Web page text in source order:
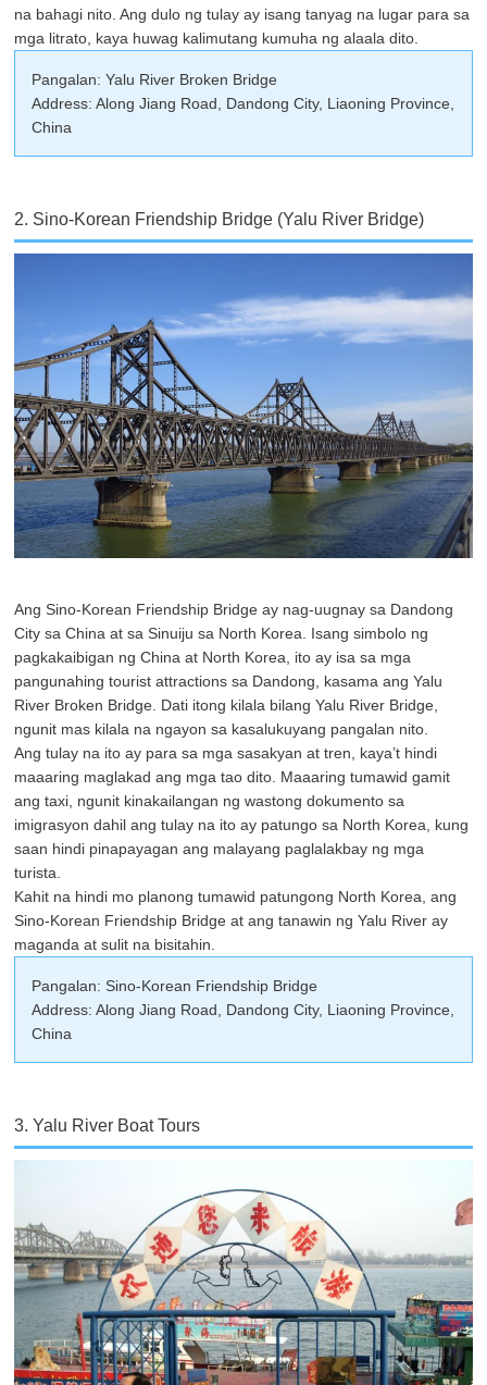
na bahagi nito. Ang dulo ng tulay ay isang tanyag na lugar para sa
mga litrato, kaya huwag kalimutang kumuha ng alaala dito.
Pangalan: Yalu River Broken Bridge
Address: Along Jiang Road, Dandong City, Liaoning Province,
China
2. Sino-Korean Friendship Bridge (Yalu River Bridge)
Ang Sino-Korean Friendship Bridge ay nag-uugnay sa Dandong
City sa China at sa Sinuiju sa North Korea. Isang simbolo ng
pagkakaibigan ng China at North Korea, ito ay isa sa mga
pangunahing tourist attractions sa Dandong, kasama ang Yalu
River Broken Bridge. Dati itong kilala bilang Yalu River Bridge,
ngunit mas kilala na ngayon sa kasalukuyang pangalan nito.
Ang tulay na ito ay para sa mga sasakyan at tren, kaya’t hindi
maaaring maglakad ang mga tao dito. Maaaring tumawid gamit
ang taxi, ngunit kinakailangan ng wastong dokumento sa
imigrasyon dahil ang tulay na ito ay patungo sa North Korea, kung
saan hindi pinapayagan ang malayang paglalakbay ng mga
turista.
Kahit na hindi mo planong tumawid patungong North Korea, ang
Sino-Korean Friendship Bridge at ang tanawin ng Yalu River ay
maganda at sulit na bisitahin.
Pangalan: Sino-Korean Friendship Bridge
Address: Along Jiang Road, Dandong City, Liaoning Province,
China
3. Yalu River Boat Tours